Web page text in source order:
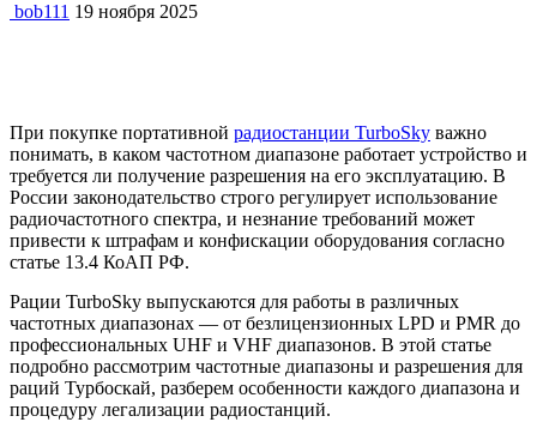
bob111 19 ноября 2025
При покупке портативной радиостанции TurboSky важно
понимать, в каком частотном диапазоне работает устройство и
требуется ли получение разрешения на его эксплуатацию. В
России законодательство строго регулирует использование
радиочастотного спектра, и незнание требований может
привести к штрафам и конфискации оборудования согласно
статье 13.4 КоАП РФ.
Рации TurboSky выпускаются для работы в различных
частотных диапазонах — от безлицензионных LPD и PMR до
профессиональных UHF и VHF диапазонов. В этой статье
подробно рассмотрим частотные диапазоны и разрешения для
раций Турбоскай, разберем особенности каждого диапазона и
процедуру легализации радиостанций.